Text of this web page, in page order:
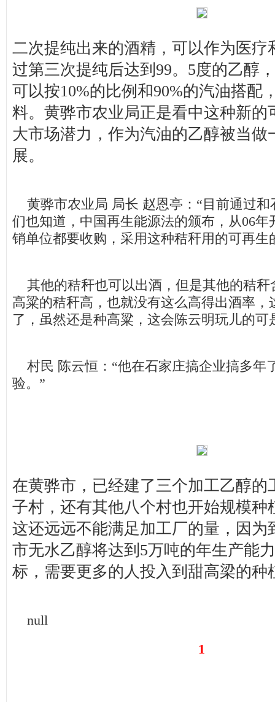
二次提纯出来的酒精，可以作为医疗
过第三次提纯后达到99。5度的乙醇
可以按10%的比例和90%的汽油搭配
料。黄骅市农业局正是看中这种新的
大市场潜力，作为汽油的乙醇被当做
展。
黄骅市农业局 局长 赵恩亭：“目前通过和
们也知道，中国再生能源法的颁布，从06年
销单位都要收购，采用这种秸秆用的可再生
其他的秸秆也可以出酒，但是其他的秸秆
高粱的秸秆高，也就没有这么高得出酒率，
了，虽然还是种高粱，这会陈云明玩儿的可
村民 陈云恒：“他在石家庄搞企业搞多年
验。”
在黄骅市，已经建了三个加工乙醇的
子村，还有其他八个村也开始规模种
这还远远不能满足加工厂的量，因为
市无水乙醇将达到5万吨的年生产能
标，需要更多的人投入到甜高梁的种
null
1